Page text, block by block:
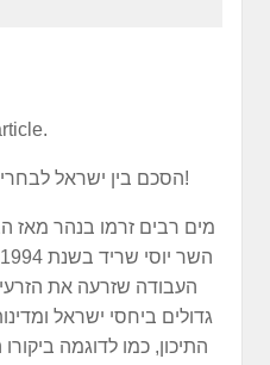
‏הסכם בין ישראל לבחריין - בשורה חשובה ומשמחת!
מים רבים זרמו בנהר מאז
העבודה שזרעה את
גדולים ביחסי ישראל
התיכון, כמו לדוגמה